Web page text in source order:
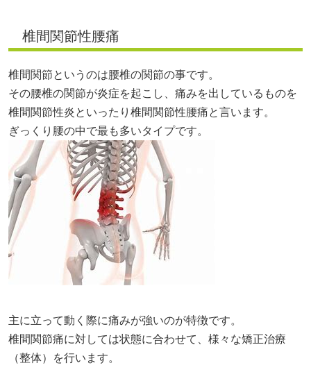
椎間関節性腰痛
椎間関節というのは腰椎の関節の事です。
その腰椎の関節が炎症を起こし、痛みを出しているものを
椎間関節性炎といったり椎間関節性腰痛と言います。
ぎっくり腰の中で最も多いタイプです。
主に立って動く際に痛みが強いのが特徴です。
椎間関節痛に対しては状態に合わせて、様々な矯正治療
（整体）を行います。